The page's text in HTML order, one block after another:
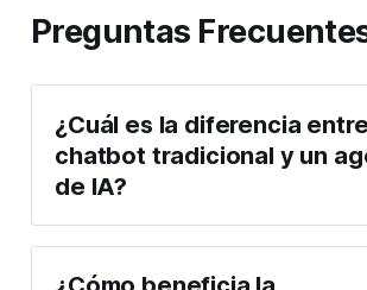
Preguntas
¿Cuál es la diferencia
chatbot tradicional y un
de IA?